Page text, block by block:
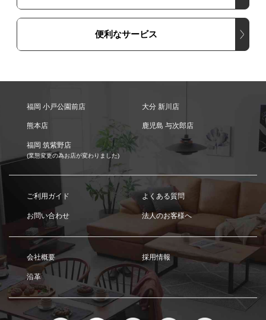
便利なサービス
福岡 小戸公園前店 大分 新川店
熊本店 鹿児島 与次郎店
福岡 筑紫野店
(業態変更の為お店が変わりました)
ご利用ガイド よくある質問
お問い合わせ 法人のお客様へ
会社概要 採用情報
沿革